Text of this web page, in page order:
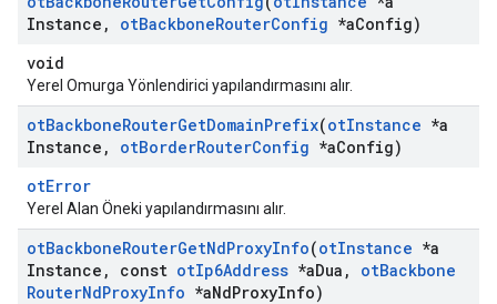
Instance , otBackboneRouterConfig *aConfig)
void
Yerel Omurga Yönlendirici yapılandırmasını alır.
otBackboneRouterGetDomainPrefix(otInstance *a
Instance , otBorderRouterConfig *aConfig)
otError
Yerel Alan Öneki yapılandırmasını alır.
otBackboneRouterGetNdProxyInfo(otInstance *a
Instance , const otIp6Address *aDua , otBackbone
RouterNdProxyInfo *aNdProxyInfo)